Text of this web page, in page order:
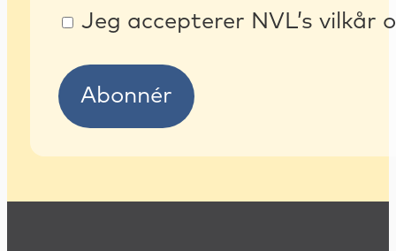
Jeg accepterer NVL’s vilkår
Abonnér